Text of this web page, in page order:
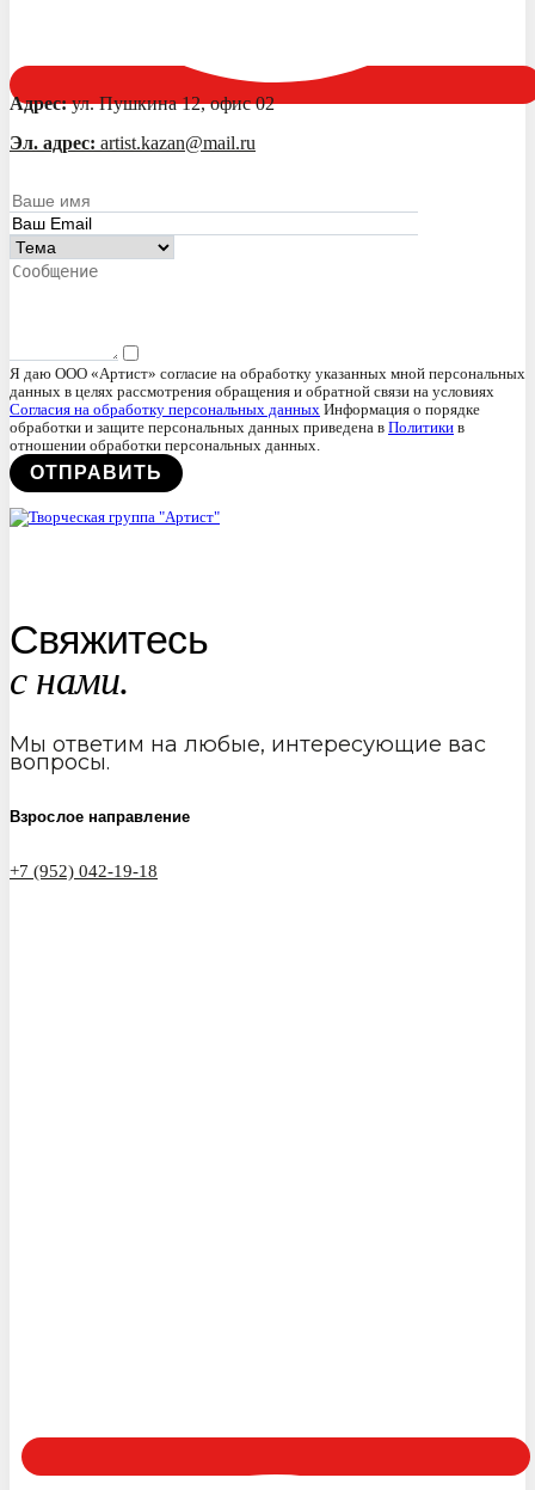
Адрес:ул. Пушкина 12, офис 02
Эл. адрес: artist.kazan@mail.ru
Я даю ООО «Артист» согласие на обработку указанных мной персональных
данных в целях рассмотрения обращения и обратной связи на условиях
Согласия на обработку персональных данных Информация о порядке
обработки и защите персональных данных приведена в Политики в
отношении обработки персональных данных.
Свяжитесь
с нами.
Мы ответим на любые, интересующие вас
вопросы.
Взрослое направление
+7 (952) 042-19-18